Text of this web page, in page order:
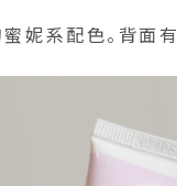
妮系配色。背面有